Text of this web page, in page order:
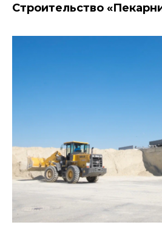
Строительство